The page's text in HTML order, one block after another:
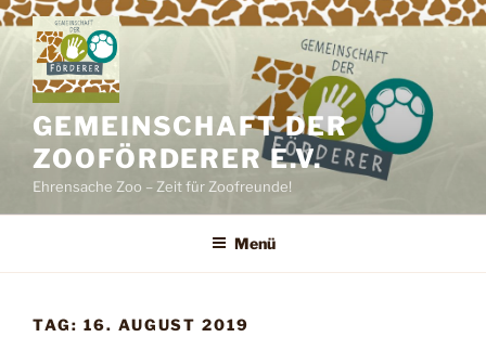
Zum
Inhalt
springen
GEMEINSCHAFT DER
ZOOFÖRDERER E.V.
Ehrensache Zoo – Zeit für Zoofreunde!
Menü
TAG: 16. AUGUST 2019